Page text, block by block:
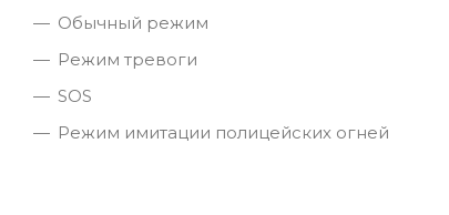
Обычный режим
Режим тревоги
SOS
Режим имитации полицейских огней